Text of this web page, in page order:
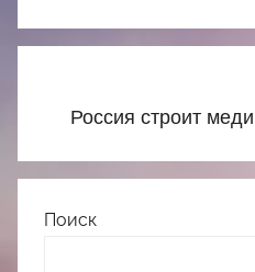
Россия строит
Поиск